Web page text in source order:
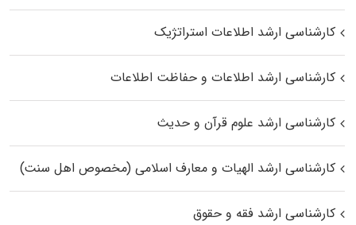
کارشناسی ارشد اطلاعات استراتژیک
کارشناسی ارشد اطلاعات و حفاظت اطلاعات
کارشناسی ارشد علوم قرآن و حدیث
کارشناسی ارشد الهیات و معارف اسلامی (مخصوص اهل سنت)
کارشناسی ارشد فقه و حقوق